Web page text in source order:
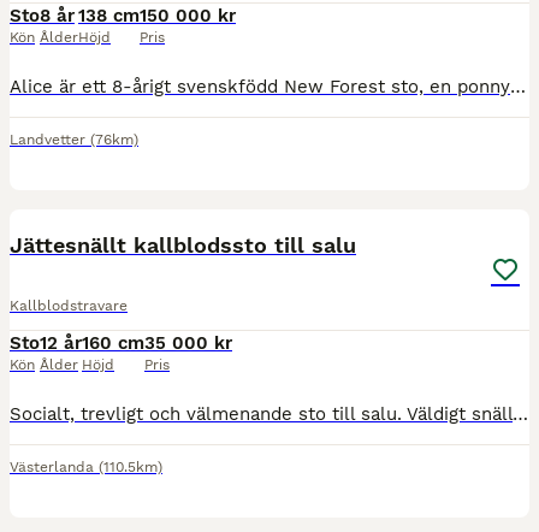
Sto
Kön
8 år
Ålder
138 cm
Höjd
150 000 kr
Pris
Alice är ett 8-årigt svenskfödd New Forest sto, en ponny för framtiden. Hon är slutmätt till 138 cm. Sparsamt tävlad upp till LC, även varit ute på pay and jump upp till LB. Regelbundet tränad för hopptränare samt även tränat en del terräng. Kommer även kunna bli en bra ponny på dressyrbanan med lite mer träning. Alice är ett sto med hög integritet och letar efter en rytta
Landvetter (76km)
Jättesnällt kallblodssto till salu
Kallblodstravare
Sto
Kön
12 år
Ålder
160 cm
Höjd
35 000 kr
Pris
Socialt, trevligt och välmenande sto till salu. Väldigt snäll och vill alltid göra rätt. Frisk och skadefri. Med en rutinerad ryttare går hon fram överallt både ensam och i grupp. Med en orutinerad ry
Västerlanda (110.5km)